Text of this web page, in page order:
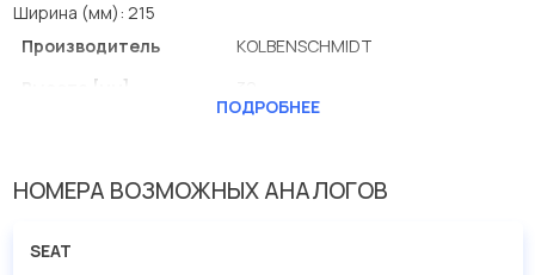
Ширина (мм): 215
Производитель
KOLBENSCHMIDT
Высота [мм]
ПОДРОБНЕЕ
НОМЕРА ВОЗМОЖНЫХ АНАЛОГОВ
SEAT